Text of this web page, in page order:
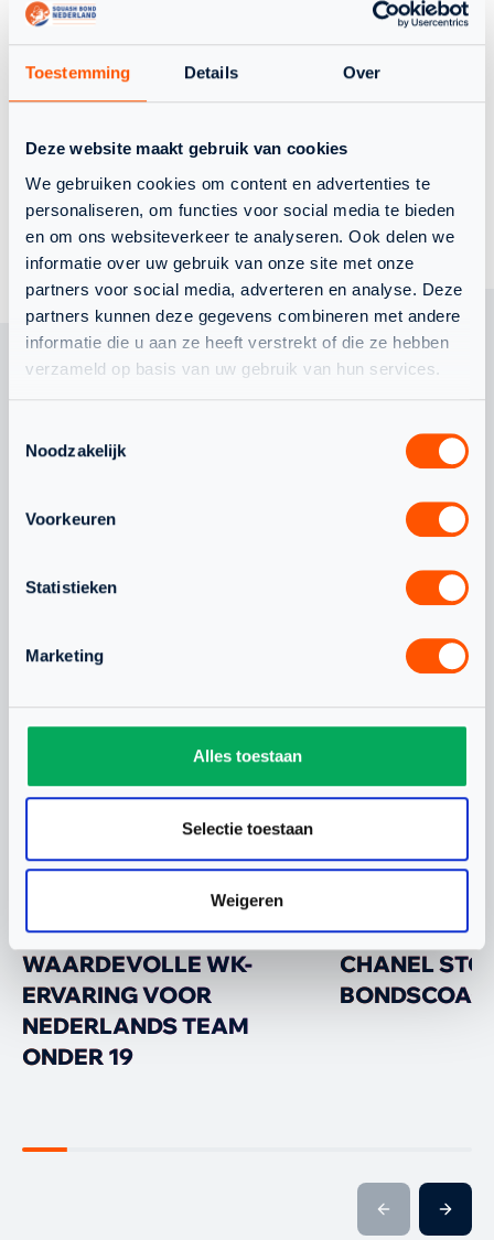
Toestemming Details Over
Deze website maakt gebruik van cookies
We gebruiken cookies om content en advertenties te
personaliseren, om functies voor social media te bieden
en om ons websiteverkeer te analyseren. Ook delen we
informatie over uw gebruik van onze site met onze
partners voor social media, adverteren en analyse. Deze
partners kunnen deze gegevens combineren met andere
informatie die u aan ze heeft verstrekt of die ze hebben
verzameld op basis van uw gebruik van hun services.
Noodzakelijk
Voorkeuren
Statistieken
Marketing
Alles toestaan
Selectie toestaan
Weigeren
OOK
INTERESSANT
OM TE LEZEN
WAARDEVOLLE WK-
ERVARING VOOR
NEDERLANDS TEAM
ONDER 19
CHANEL